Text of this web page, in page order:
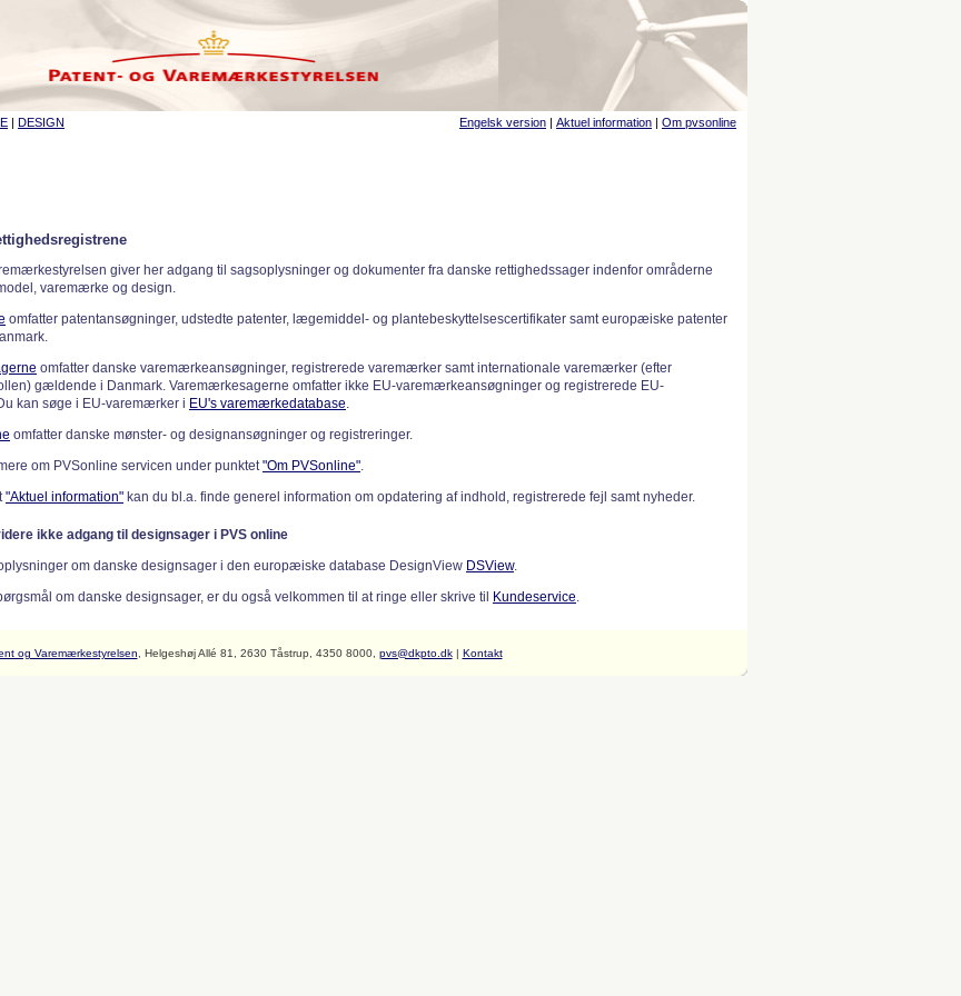
| DESIGN Engelsk version | Aktuel information | Om pvsonline
giver her adgang til sagsoplysninger og dokumenter fra danske rettighedssager indenfor områderne
varemærke og design.
omfatter patentansøgninger, udstedte patenter, lægemiddel- og plantebeskyttelsescertifikater samt europæiske patenter
omfatter danske varemærkeansøgninger, registrerede varemærker samt internationale varemærker (efter
gældende i Danmark. Varemærkesagerne omfatter ikke EU-varemærkeansøgninger og registrerede EU-
kan søge i EU-varemærker i EU's varemærkedatabase.
omfatter danske mønster- og designansøgninger og registreringer.
om PVSonline servicen under punktet"Om PVSonline".
"Aktuel information" kan du bl.a. finde generel information om opdatering af indhold, registrerede fejl samt nyheder.
ikke adgang til designsager i PVS online
om danske designsager i den europæiske database DesignView DSView.
om danske designsager, er du også velkommen til at ringe eller skrive til
Kundeservice.
og Varemærkestyrelsen , Helgeshøj Allé 81, 2630 Tåstrup, 4350 8000, pvs@dkpto.dk| Kontakt